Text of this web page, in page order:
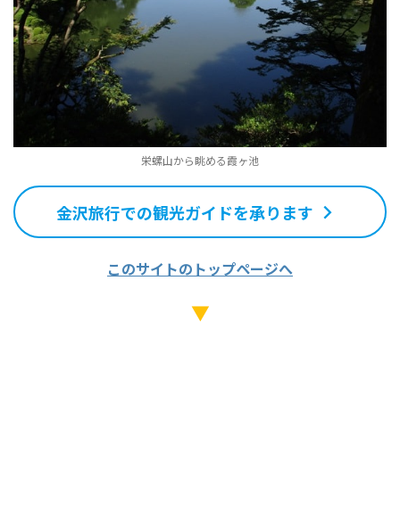
栄螺山から眺める霞ヶ池
金沢旅行での観光ガイドを承ります
このサイトのトップページへ
▼